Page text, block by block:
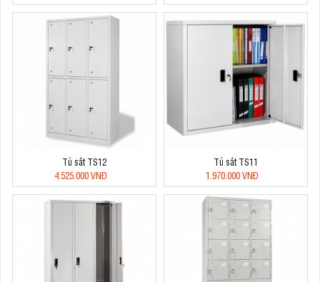
Tủ sắt TS12
4.525.000 VNĐ
Tủ sắt TS11
1.970.000 VNĐ